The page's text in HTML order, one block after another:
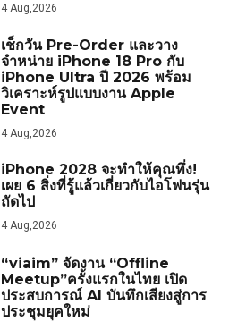
4 Aug,2026
เช็กวัน Pre-Order และวาง
จำหน่าย iPhone 18 Pro กับ
iPhone Ultra ปี 2026 พร้อม
วิเคราะห์รูปแบบงาน Apple
Event
4 Aug,2026
iPhone 2028 จะทำให้คุณทึ่ง!
เผย 6 สิ่งที่รู้แล้วเกี่ยวกับไอโฟนรุ่น
ถัดไป
4 Aug,2026
“viaim” จัดงาน “Offline
Meetup”ครั้งแรกในไทย เปิด
ประสบการณ์ AI บันทึกเสียงสู่การ
ประชุมยุคใหม่